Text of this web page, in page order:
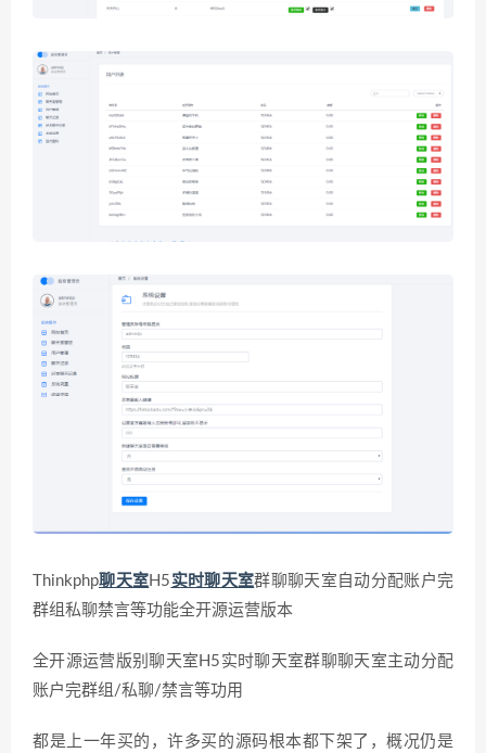
Thinkphp聊天室H5 实时聊天室群聊聊天室自动分配账户完
群组私聊禁言等功能全开源运营版本
全开源运营版别聊天室H5实时聊天室群聊聊天室主动分配
账户完群组/私聊/禁言等功用
都是上一年买的，许多买的源码根本都下架了，概况仍是